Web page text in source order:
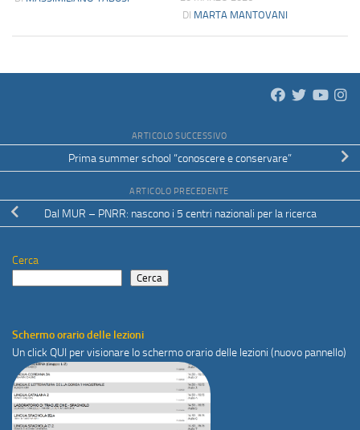
DI MARTA MANTOVANI
ARTICOLO SUCCESSIVO
Prima summer school “conoscere e conservare”
ARTICOLO PRECEDENTE
Dal MUR – PNRR: nascono i 5 centri nazionali per la ricerca
Cerca
Cerca
Schermo orario delle lezioni
Un click QUI per visionare lo schermo orario delle lezioni (nuovo pannello)